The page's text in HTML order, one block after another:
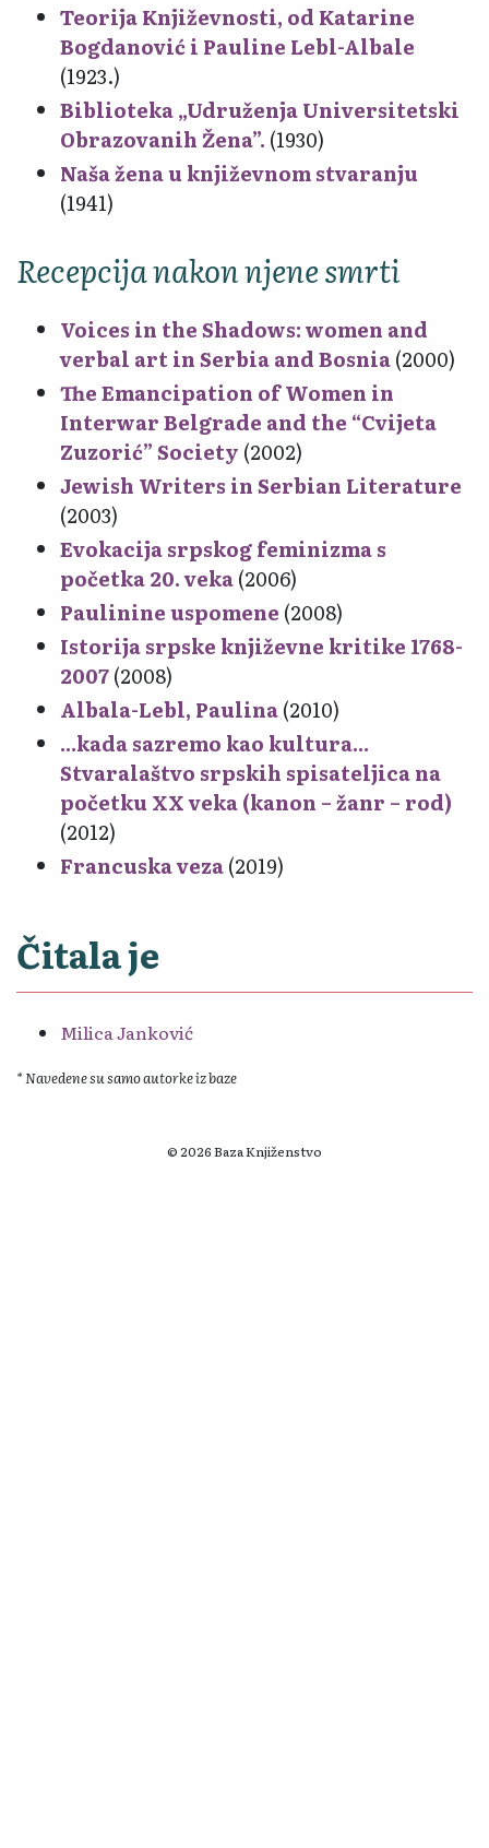
Teorija Književnosti, od Katarine
Bogdanović i Pauline Lebl-Albale
(1923.)
Biblioteka „Udruženja Universitetski
Obrazovanih Žena”. (1930)
Naša žena u književnom stvaranju
(1941)
Recepcija nakon njene smrti
Voices in the Shadows: women and
verbal art in Serbia and Bosnia(2000)
The Emancipation of Women in
Interwar Belgrade and the “Cvijeta
Zuzorić” Society (2002)
Jewish Writers in Serbian Literature
(2003)
Evokacija srpskog feminizma s
početka 20. veka(2006)
Paulinine uspomene (2008)
Istorija srpske književne kritike 1768-
2007(2008)
Albala-Lebl, Paulina(2010)
...kada sazremo kao kultura...
Stvaralaštvo srpskih spisateljica na
početku XX veka (kanon – žanr – rod)
(2012)
Francuska veza(2019)
Čitala je
Milica Janković
* Navedene su samo autorke iz baze
© 2026 Baza Knjiženstvo